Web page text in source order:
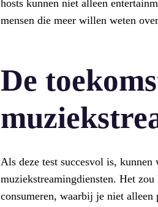
hosts kunnen niet alleen
mensen die meer willen weten
De
Als deze test succesvol is,
muziekstreamingdiensten. Het
consumeren, waarbij je niet